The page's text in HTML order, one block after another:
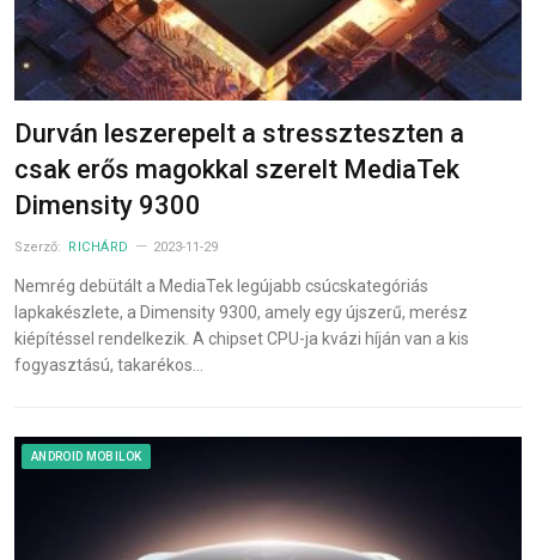
Durván leszerepelt a stresszteszten a
csak erős magokkal szerelt MediaTek
Dimensity 9300
Szerző: RICHÁRD 2023-11-29
Nemrég debütált a MediaTek legújabb csúcskategóriás
lapkakészlete, a Dimensity 9300, amely egy újszerű, merész
kiépítéssel rendelkezik. A chipset CPU-ja kvázi híján van a kis
fogyasztású, takarékos…
ANDROID MOBILOK